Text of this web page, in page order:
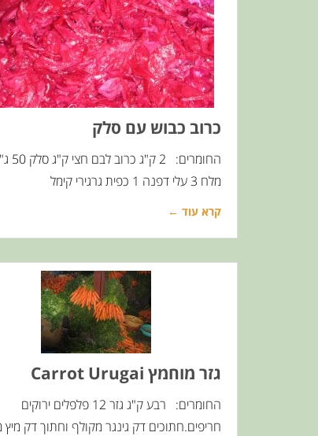
כרוב כבוש עם סלק
החומרים: 2 ק"ג
מלח 3 עלי דפנה 1 כפית גרגירי קימל
קרא עוד ←
גזר מוחמץ Carrot Urugai
החומרים: רבע ק"ג גזר 12 פלפלים ירוקים